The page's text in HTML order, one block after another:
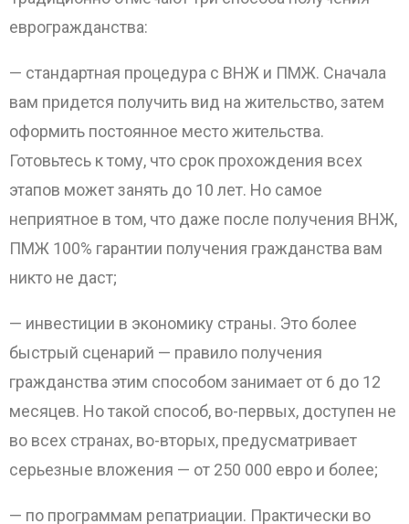
еврогражданства:
— стандартная процедура с ВНЖ и ПМЖ. Сначала
вам придется получить вид на жительство, затем
оформить постоянное место жительства.
Готовьтесь к тому, что срок прохождения всех
этапов может занять до 10 лет. Но самое
неприятное в том, что даже после получения ВНЖ,
ПМЖ 100% гарантии получения гражданства вам
никто не даст;
— инвестиции в экономику страны. Это более
быстрый сценарий — правило получения
гражданства этим способом занимает от 6 до 12
месяцев. Но такой способ, во-первых, доступен не
во всех странах, во-вторых, предусматривает
серьезные вложения — от 250 000 евро и более;
— по программам репатриации. Практически во
ОТПРАВИТЬ